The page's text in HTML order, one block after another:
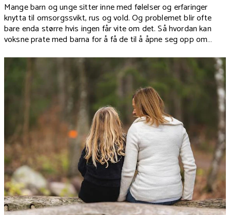
Mange barn og unge sitter inne med følelser og erfaringer
knytta til omsorgssvikt, rus og vold. Og problemet blir ofte
bare enda større hvis ingen får vite om det. Så hvordan kan
voksne prate med barna for å få de til å åpne seg opp om